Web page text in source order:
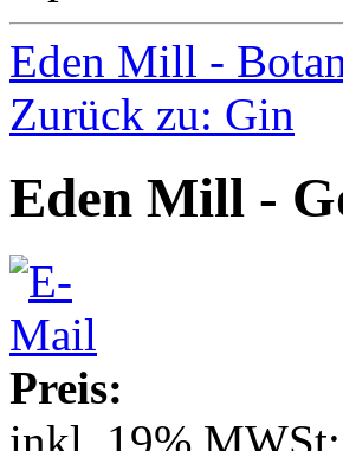
Eden Mill -
Zurück zu: Gin
Eden Mill -
Preis: